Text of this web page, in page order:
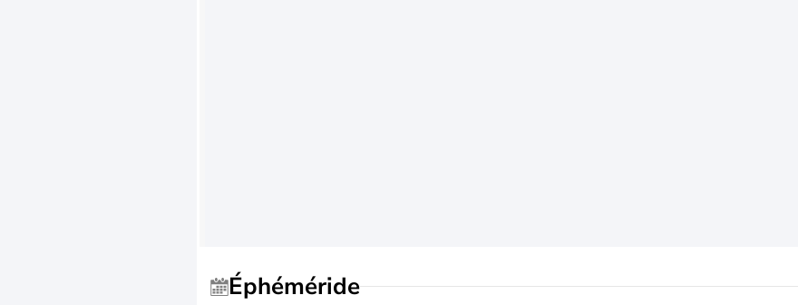
Éphéméride